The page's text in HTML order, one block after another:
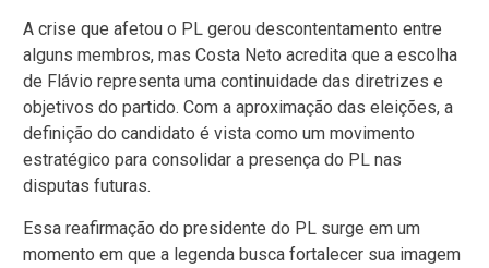
A crise que afetou o PL gerou descontentamento entre
alguns membros, mas Costa Neto acredita que a escolha
de Flávio representa uma continuidade das diretrizes e
objetivos do partido. Com a aproximação das eleições, a
definição do candidato é vista como um movimento
estratégico para consolidar a presença do PL nas
disputas futuras.
Essa reafirmação do presidente do PL surge em um
momento em que a legenda busca fortalecer sua imagem